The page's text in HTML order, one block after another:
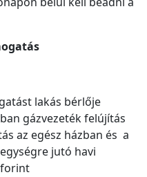
lakás bérlője
gázvezeték felújítás
az egész házban és a
jutó havi
forint